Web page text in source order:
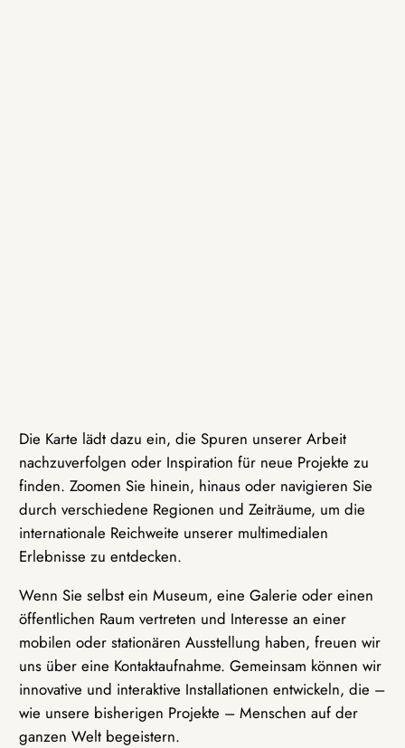
Die Karte lädt dazu ein, die Spuren unserer Arbeit
nachzuverfolgen oder Inspiration für neue Projekte zu
finden. Zoomen Sie hinein, hinaus oder navigieren Sie
durch verschiedene Regionen und Zeiträume, um die
internationale Reichweite unserer multimedialen
Erlebnisse zu entdecken.
Wenn Sie selbst ein Museum, eine Galerie oder einen
öffentlichen Raum vertreten und Interesse an einer
mobilen oder stationären Ausstellung haben, freuen wir
uns über eine Kontaktaufnahme. Gemeinsam können wir
innovative und interaktive Installationen entwickeln, die –
wie unsere bisherigen Projekte – Menschen auf der
ganzen Welt begeistern.